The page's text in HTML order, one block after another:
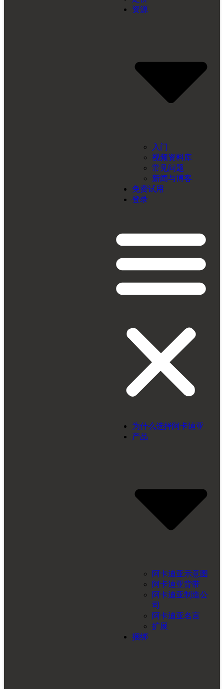
资源
入门
视频资料库
常见问题
新闻与博客
免费试用
登录
为什么选择阿卡迪亚
产品
阿卡迪亚示意图
阿卡迪亚背带
阿卡迪亚制造公
司
阿卡迪亚名言
扩展
捆绑